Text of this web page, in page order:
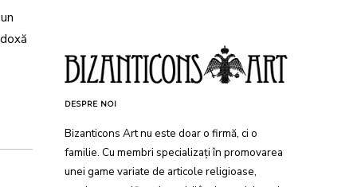
DESPRE NOI
Bizanticons Art nu este doar o firmă, ci o
familie. Cu membri specializați în promovarea
unei game variate de articole religioase,